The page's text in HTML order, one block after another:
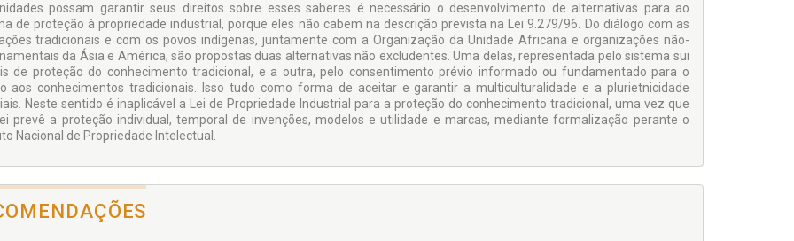
possam garantir seus direitos sobre esses saberes é necessário o desenvolvimento de alternativas para ao
de proteção à propriedade industrial, porque eles não cabem na descrição prevista na Lei 9.279/96. Do diálogo com as
tradicionais e com os povos indígenas, juntamente com a Organização da Unidade Africana e organizações não-
da Ásia e América, são propostas duas alternativas não excludentes. Uma delas, representada pelo sistema sui
de proteção do conhecimento tradicional, e a outra, pelo consentimento prévio informado ou fundamentado para o
aos conhecimentos tradicionais. Isso tudo como forma de aceitar e garantir a multiculturalidade e a plurietnicidade
Neste sentido é inaplicável a Lei de Propriedade Industrial para a proteção do conhecimento tradicional, uma vez que
prevê a proteção individual, temporal de invenções, modelos e utilidade e marcas, mediante formalização perante o
Nacional de Propriedade Intelectual.